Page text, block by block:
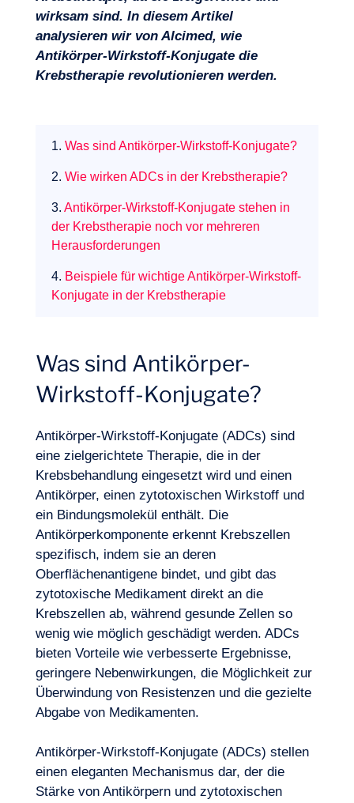
Expertisen
Unser Abenteuer
wirksam sind. In diesem Artikel
analysieren wir von Alcimed, wie
Antikörper-Wirkstoff-Konjugate die
Krebstherapie revolutionieren werden.
1. Was sind Antikörper-Wirkstoff-Konjugate?
2. Wie wirken ADCs in der Krebstherapie?
3. Antikörper-Wirkstoff-Konjugate stehen in
der Krebstherapie noch vor mehreren
Herausforderungen
4. Beispiele für wichtige Antikörper-Wirkstoff-
Konjugate in der Krebstherapie
Was sind Antikörper-
Wirkstoff-Konjugate?
Antikörper-Wirkstoff-Konjugate (ADCs) sind
eine zielgerichtete Therapie, die in der
Krebsbehandlung eingesetzt wird und einen
Antikörper, einen zytotoxischen Wirkstoff und
ein Bindungsmolekül enthält. Die
Antikörperkomponente erkennt Krebszellen
spezifisch, indem sie an deren
Oberflächenantigene bindet, und gibt das
zytotoxische Medikament direkt an die
Krebszellen ab, während gesunde Zellen so
wenig wie möglich geschädigt werden. ADCs
bieten Vorteile wie verbesserte Ergebnisse,
geringere Nebenwirkungen, die Möglichkeit zur
Überwindung von Resistenzen und die gezielte
Abgabe von Medikamenten.
Antikörper-Wirkstoff-Konjugate (ADCs) stellen
einen eleganten Mechanismus dar, der die
Stärke von Antikörpern und zytotoxischen